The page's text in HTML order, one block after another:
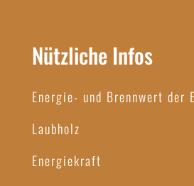
Nützliche Infos
Energie- und Brennwert der
Laubholz
Energiekraft